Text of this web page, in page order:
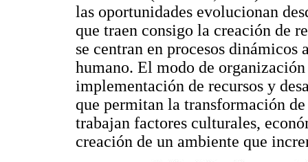
las oportunidades evolucionan
que traen consigo la creación de
se centran en procesos
humano. El modo de
implementación de recursos y
que permitan la transformación
trabajan factores culturales,
creación de un ambiente que